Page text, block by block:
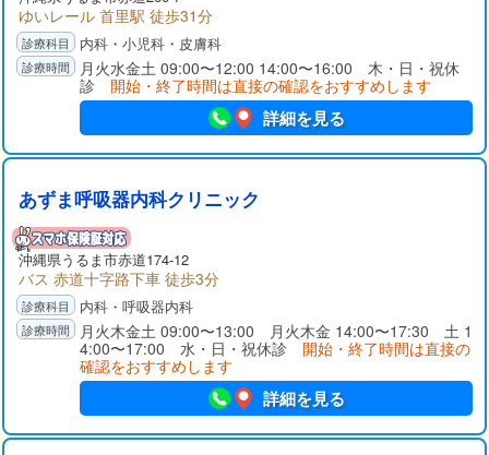
ゆいレール 首里駅 徒歩31分
内科・小児科・皮膚科
月火水金土 09:00〜12:00 14:00〜16:00 木・日・祝休
診 開始・終了時間は直接の確認をおすすめします
詳細を見る
あずま呼吸器内科クリニック
沖縄県うるま市赤道174-12
バス 赤道十字路下車 徒歩3分
内科・呼吸器内科
月火木金土 09:00〜13:00 月火木金 14:00〜17:30 土 1
4:00〜17:00 水・日・祝休診 開始・終了時間は直接の
確認をおすすめします
詳細を見る